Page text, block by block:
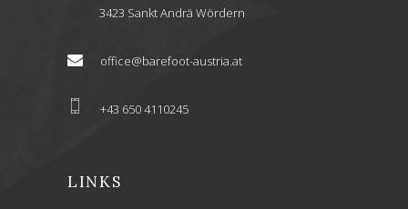
3423 Sankt Andrä Wördern
office@barefoot-austria.at
+43 650 4110245
LINKS